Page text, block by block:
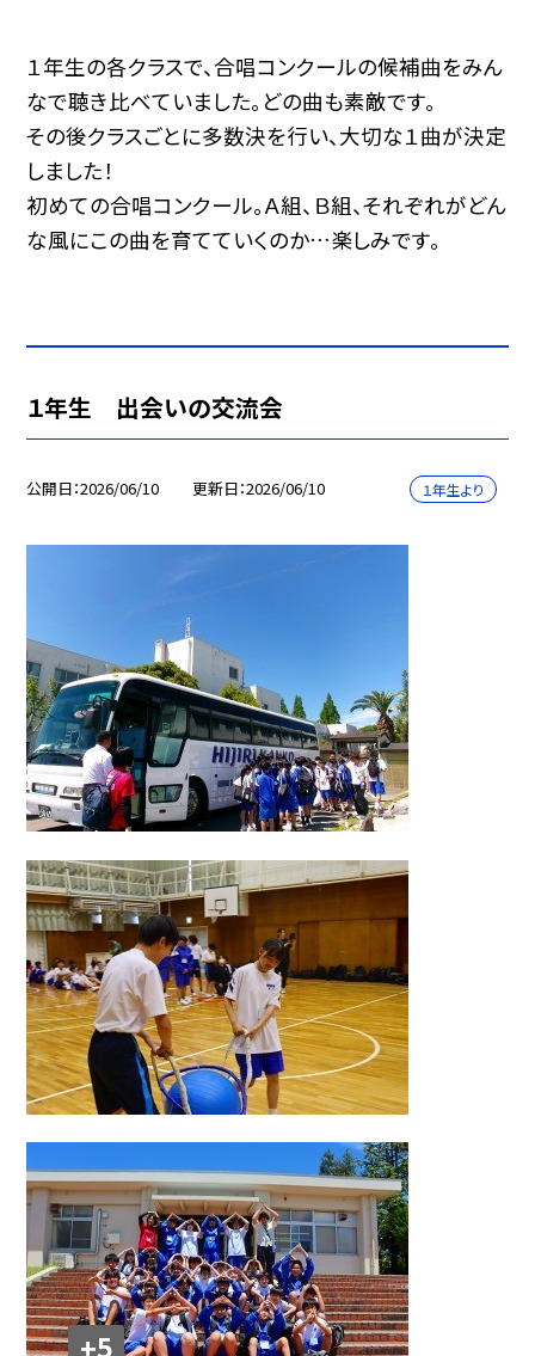
１年生の各クラスで、合唱コンクールの候補曲をみん
なで聴き比べていました。どの曲も素敵です。
その後クラスごとに多数決を行い、大切な１曲が決定
しました！
初めての合唱コンクール。Ａ組、Ｂ組、それぞれがどん
な風にこの曲を育てていくのか…楽しみです。
１年生 出会いの交流会
公開日 2026/06/10 更新日 2026/06/10 １年生より
+5